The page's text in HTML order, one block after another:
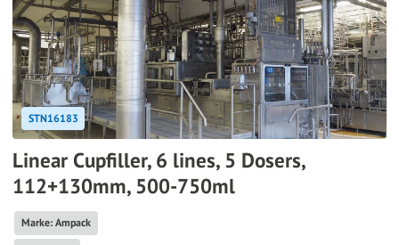
STN16183
Linear Cupfiller, 6 lines, 5 Dosers,
112+130mm, 500-750ml
Marke: Ampack